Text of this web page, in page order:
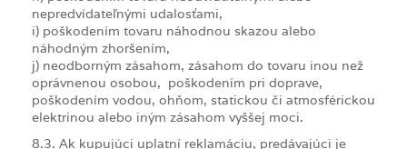
nepredvídateľnými udalosťami,
i) poškodením tovaru náhodnou skazou alebo
náhodným zhoršením,
j) neodborným zásahom, zásahom do tovaru inou než
oprávnenou osobou, poškodením pri doprave,
poškodením vodou, ohňom, statickou či atmosférickou
elektrinou alebo iným zásahom vyššej moci.
8.3. Ak kupujúci uplatní reklamáciu, predávajúci je